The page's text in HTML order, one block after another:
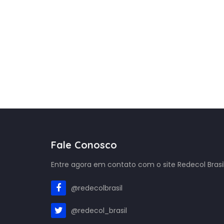
Fale Conosco
Entre agora em contato com o site Redecol
@redecolbrasil
@redecol_brasil